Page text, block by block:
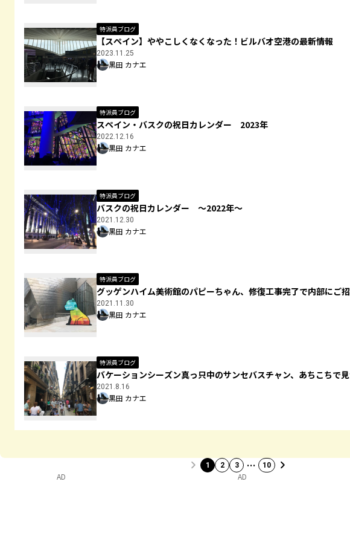
特派員ブログ
【スペイン】ややこしくなくなった！ビルバオ空港の最新情報
2023.11.25
黒田 カナエ
特派員ブログ
スペイン・バスクの祝日カレンダー 2023年
2022.12.16
黒田 カナエ
特派員ブログ
バスクの祝日カレンダー ～2022年～
2021.12.30
黒田 カナエ
特派員ブログ
グッゲンハイム美術館のパピーちゃん、修復工事完了で内部にご招
2021.11.30
黒田 カナエ
特派員ブログ
バケーションシーズン真っ只中のサンセバスチャン、あちこちで
2021.8.16
黒田 カナエ
1 2 3 … 10
AD AD